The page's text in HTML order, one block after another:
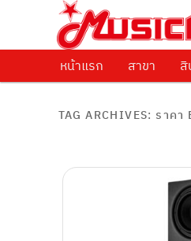
Music
ศูนย์รวมครื่องดนตรีทุก
Skip to primary
Skip to secondary
หน้าแรก สาขา สิ
TAG ARCHIVES: ราคา